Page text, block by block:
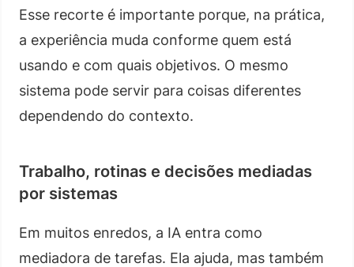
Esse recorte é importante porque, na prática,
a experiência muda conforme quem está
usando e com quais objetivos. O mesmo
sistema pode servir para coisas diferentes
dependendo do contexto.
Trabalho, rotinas e decisões mediadas
por sistemas
Em muitos enredos, a IA entra como
mediadora de tarefas. Ela ajuda, mas também